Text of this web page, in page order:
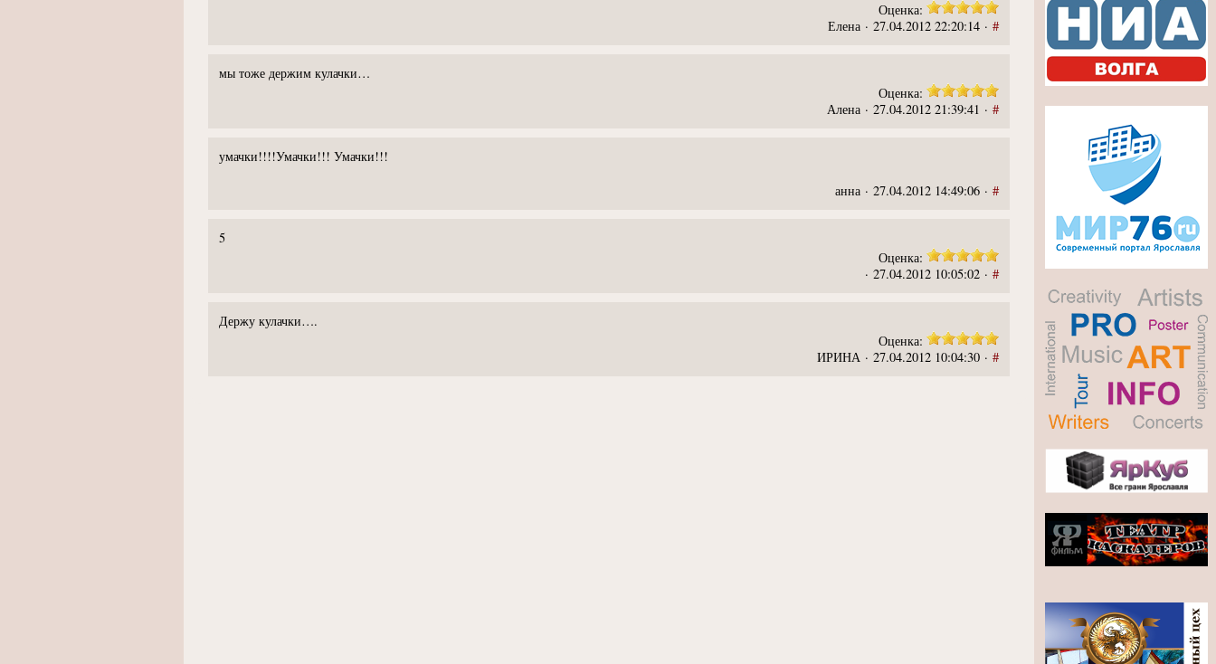
Оценка:
Елена · 27.04.2012 22:20:14 · #
мы тоже держим кулачки…
Оценка:
Алена · 27.04.2012 21:39:41 · #
умачки!!!!Умачки!!! Умачки!!!
анна · 27.04.2012 14:49:06 · #
5
Оценка:
· 27.04.2012 10:05:02 · #
Держу кулачки….
Оценка:
ИРИНА · 27.04.2012 10:04:30 · #